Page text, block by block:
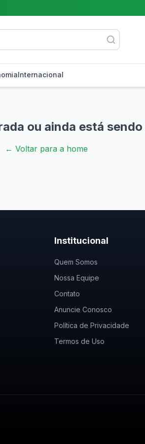
Internacional
ou ainda está
← Voltar para a home
Institucional
Quem Somos
Nossa Equipe
Contato
Anuncie Conosco
Política de Privacidade
Termos de Uso